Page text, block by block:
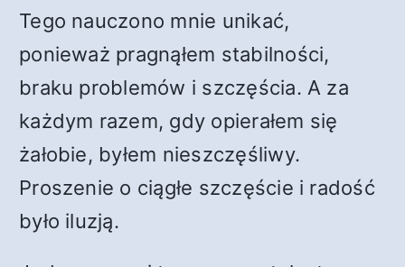
Tego nauczono mnie unikać,
ponieważ pragnąłem stabilności,
braku problemów i szczęścia. A za
każdym razem, gdy opierałem się
żałobie, byłem nieszczęśliwy.
Proszenie o ciągłe szczęście i radość
było iluzją.